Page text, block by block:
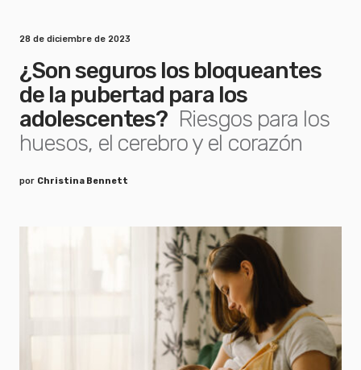
28 de diciembre de 2023
¿Son seguros los bloqueantes
de la pubertad para los
adolescentes? Riesgos para los
huesos, el cerebro y el corazón
por Christina Bennett